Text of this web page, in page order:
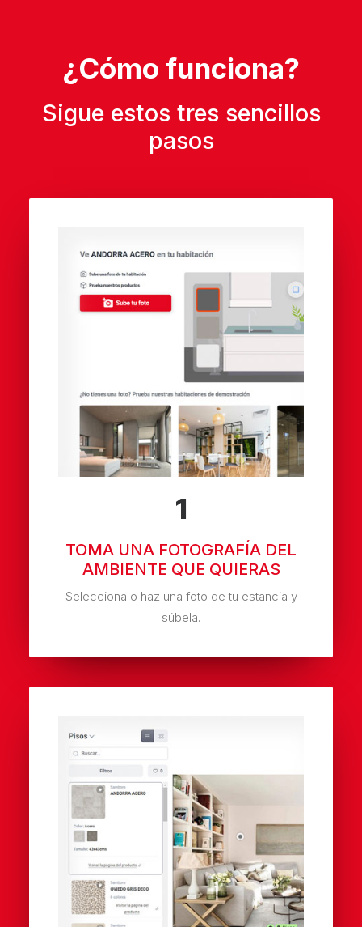
¿Cómo funciona?
Sigue estos tres sencillos
pasos
1
TOMA UNA FOTOGRAFÍA DEL
AMBIENTE QUE QUIERAS
Selecciona o haz una foto de tu estancia y
súbela.